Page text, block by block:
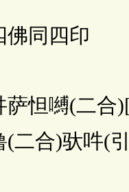
四印 金
(二合)[革
(二合)驮吽(